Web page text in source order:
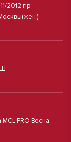
2012 г.р.
MCL PRO Весна